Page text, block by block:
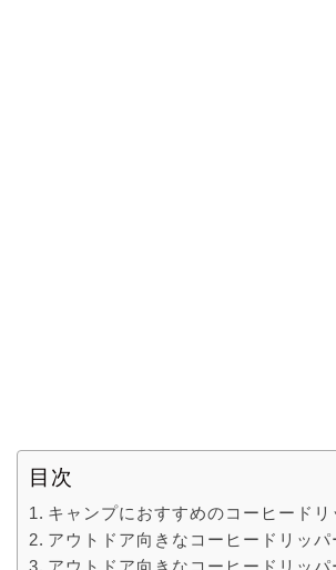
目次
キャンプにおすすめのコーヒードリ
アウトドア向きなコーヒードリッパ